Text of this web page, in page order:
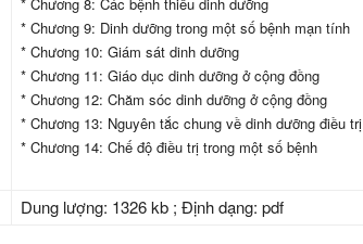
* Chương 9: Dinh dưỡng trong một số bệnh mạn tính
* Chương 10: Giám sát dinh dưỡng
* Chương 11: Giáo dục dinh dưỡng ở cộng đồng
* Chương 12: Chăm sóc dinh dưỡng ở cộng đồng
* Chương 13: Nguyên tắc chung về dinh dưỡng điều trị
* Chương 14: Chế độ điều trị trong một số bệnh
Dung lượng: 1326 kb ; Định dạng: pdf